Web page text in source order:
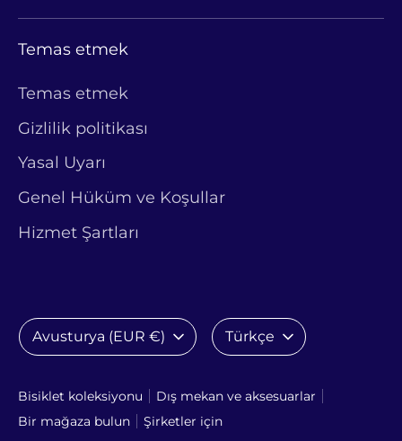
Temas etmek
Temas etmek
Gizlilik politikası
Yasal Uyarı
Genel Hüküm ve Koşullar
Hizmet Şartları
Bisiklet koleksiyonu
Dış mekan ve aksesuarlar
Bir mağaza bulun
Şirketler için
Para
birimi
Avusturya (EUR €) DilTürkçe